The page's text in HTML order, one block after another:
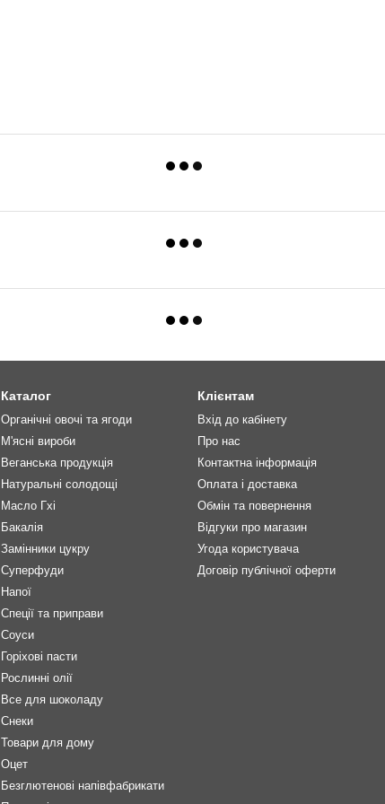
Каталог
Органічні овочі та ягоди
М'ясні вироби
Веганська продукція
Натуральні солодощі
Масло Гхі
Бакалія
Замінники цукру
Суперфуди
Напої
Спеції та приправи
Соуси
Горіхові пасти
Рослинні олії
Все для шоколаду
Снеки
Товари для дому
Оцет
Безглютенові напівфабрикати
Клієнтам
Вхід до кабінету
Про нас
Контактна інформація
Оплата і доставка
Обмін та повернення
Відгуки про магазин
Угода користувача
Договір публічної оферти